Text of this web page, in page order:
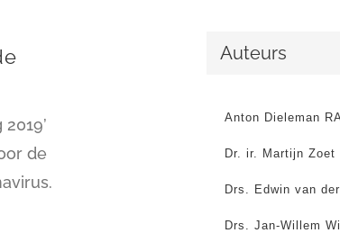
de
Auteurs
Anton Dieleman RA
Dr. ir. Martijn Zoet
Drs. Edwin van
Drs. Jan-Willem